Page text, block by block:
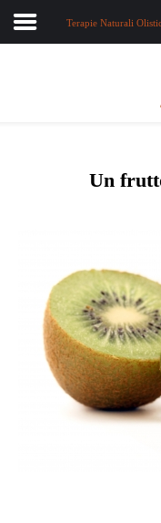
Dieta e nutrizione
Terapie Naturali
Un